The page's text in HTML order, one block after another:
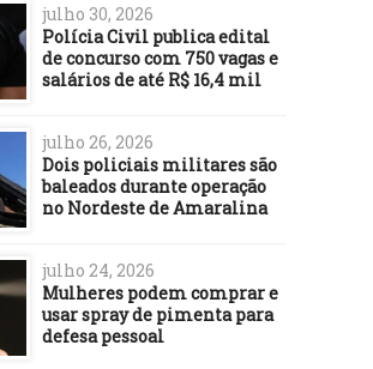
julho 30, 2026
Polícia Civil publica edital
de concurso com 750 vagas e
salários de até R$ 16,4 mil
julho 26, 2026
Dois policiais militares são
baleados durante operação
no Nordeste de Amaralina
julho 24, 2026
Mulheres podem comprar e
usar spray de pimenta para
defesa pessoal